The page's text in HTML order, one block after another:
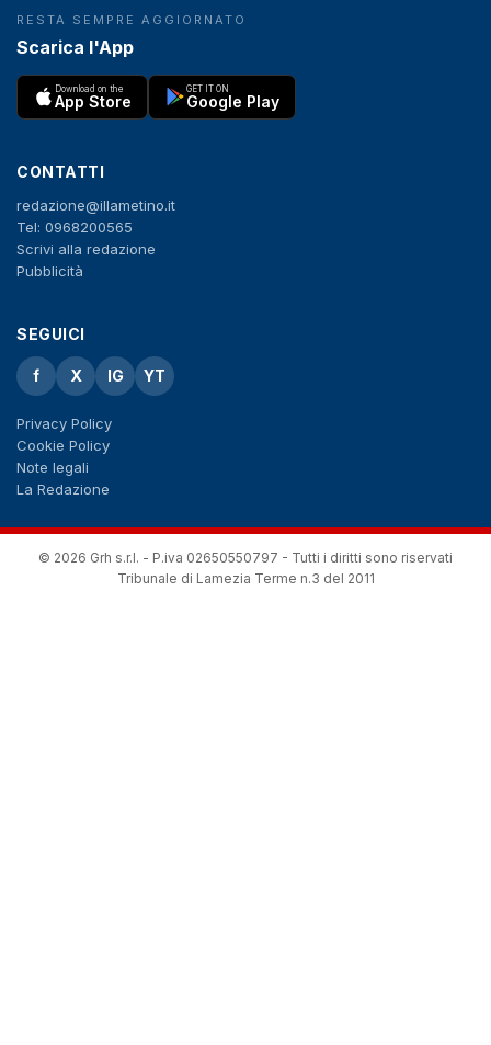
RESTA SEMPRE AGGIORNATO
Scarica l'App
Download on the
App Store
GET IT ON
Google Play
CONTATTI
redazione@illametino.it
Tel: 0968200565
Scrivi alla redazione
Pubblicità
SEGUICI
f X IG YT
Privacy Policy
Cookie Policy
Note legali
La Redazione
© 2026 Grh s.r.l. - P.iva 02650550797 - Tutti i diritti sono riservati
Tribunale di Lamezia Terme n.3 del 2011